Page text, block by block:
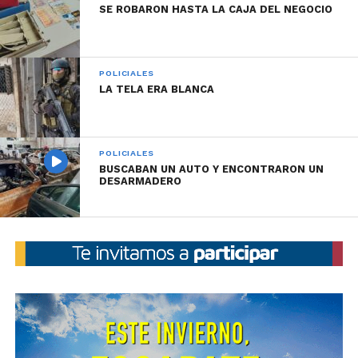
SE ROBARON HASTA LA CAJA DEL NEGOCIO
POLICIALES
LA TELA ERA BLANCA
POLICIALES
BUSCABAN UN AUTO Y ENCONTRARON UN
DESARMADERO